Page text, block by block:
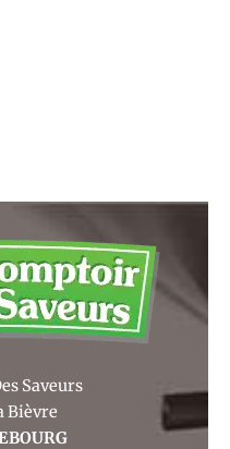
Saveurs
Bièvre